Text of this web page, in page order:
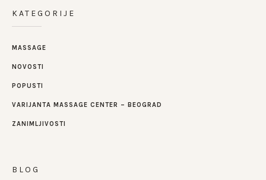
KATEGORIJE
MASSAGE
NOVOSTI
POPUSTI
VARIJANTA MASSAGE CENTER – BEOGRAD
ZANIMLJIVOSTI
BLOG